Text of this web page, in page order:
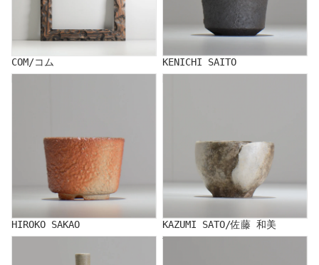
COM/コム
KENICHI SAITO
HIROKO SAKAO
KAZUMI SATO/佐藤 和美
Yuko Sugama